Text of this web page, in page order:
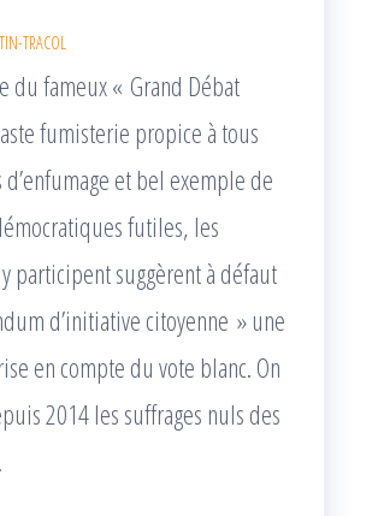
TRACOL
du fameux « Grand Débat
fumisterie propice à tous
d’enfumage et bel exemple de
futiles, les
participent suggèrent à défaut
d’initiative citoyenne » une
en compte du vote blanc. On
2014 les suffrages nuls des